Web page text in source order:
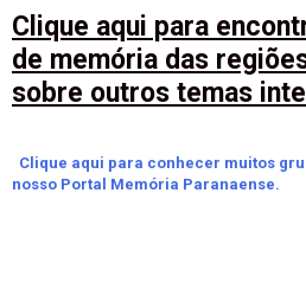
Clique aqui para
de memória das
sobre outros temas
Clique aqui para conhecer muitos
nosso Portal Memória Paranaense.